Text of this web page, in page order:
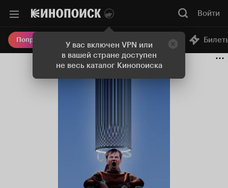
У вас включен VPN или
в вашей стране доступен
не весь каталог Кинопоиска
Войти
Попробовать Плюс Онлайн-кинотеатр